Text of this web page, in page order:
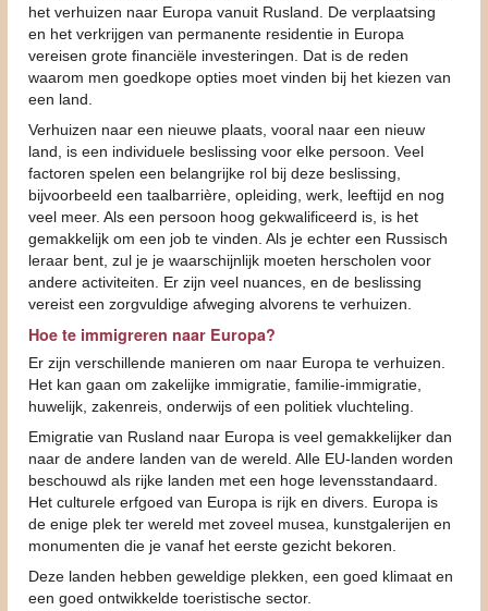
het verhuizen naar Europa vanuit Rusland. De verplaatsing
en het verkrijgen van permanente residentie in Europa
vereisen grote financiële investeringen. Dat is de reden
waarom men goedkope opties moet vinden bij het kiezen van
een land.
Verhuizen naar een nieuwe plaats, vooral naar een nieuw
land, is een individuele beslissing voor elke persoon. Veel
factoren spelen een belangrijke rol bij deze beslissing,
bijvoorbeeld een taalbarrière, opleiding, werk, leeftijd en nog
veel meer. Als een persoon hoog gekwalificeerd is, is het
gemakkelijk om een job te vinden. Als je echter een Russisch
leraar bent, zul je je waarschijnlijk moeten herscholen voor
andere activiteiten. Er zijn veel nuances, en de beslissing
vereist een zorgvuldige afweging alvorens te verhuizen.
Hoe te immigreren naar Europa?
Er zijn verschillende manieren om naar Europa te verhuizen.
Het kan gaan om zakelijke immigratie, familie-immigratie,
huwelijk, zakenreis, onderwijs of een politiek vluchteling.
Emigratie van Rusland naar Europa is veel gemakkelijker dan
naar de andere landen van de wereld. Alle EU-landen worden
beschouwd als rijke landen met een hoge levensstandaard.
Het culturele erfgoed van Europa is rijk en divers. Europa is
de enige plek ter wereld met zoveel musea, kunstgalerijen en
monumenten die je vanaf het eerste gezicht bekoren.
Deze landen hebben geweldige plekken, een goed klimaat en
een goed ontwikkelde toeristische sector.